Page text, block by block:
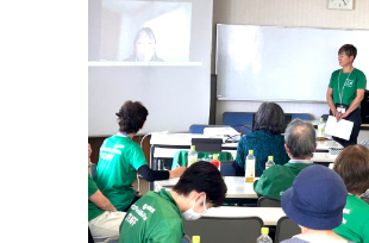
イバーの方はサバイバーズラップにどうぞ
緒に歩きましょう！9月8日（土）12時まで
い。 沢山のご参加をお待ちしております。
9月のメディカルカフェの会場はリレーフォ
とちぎ内です。 9/8 (土) 12:00-16:00 9/9 (日
時間内で予約なしでご参加頂けます。